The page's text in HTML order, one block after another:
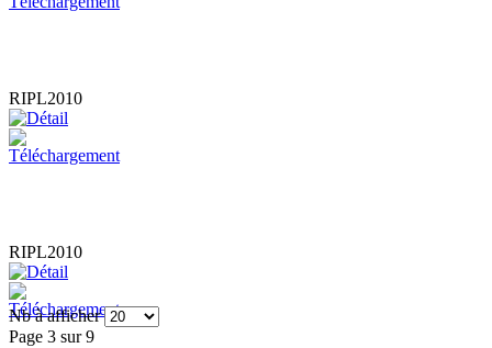
RIPL2010
RIPL2010
Nb à afficher
Page 3 sur 9